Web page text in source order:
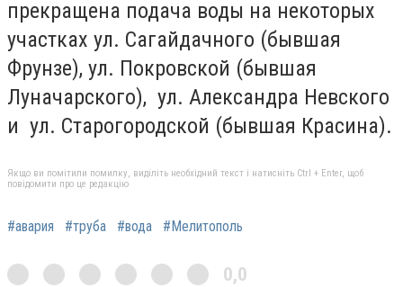
прекращена подача воды на некоторых
участках ул. Сагайдачного (бывшая
Фрунзе), ул. Покровской (бывшая
Луначарского), ул. Александра Невского
и ул. Старогородской (бывшая Красина).
Якщо ви помітили помилку, виділіть необхідний текст і натисніть Ctrl + Enter, щоб
повідомити про це редакцію
#авария #труба #вода #Мелитополь
0,0